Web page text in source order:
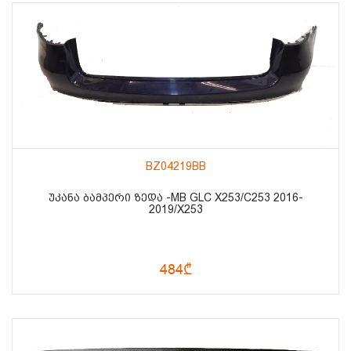
BZ04219BB
ᲣᲙᲐᲜᲐ ᲑᲐᲛᲞᲔᲠᲘ ᲖᲔᲓᲐ -MB GLC X253/C253 2016-
2019/X253
484₾